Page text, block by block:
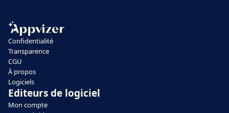
Confidentialité
Transparence
CGU
À propos
Logiciels
Editeurs de logiciel
Mon compte